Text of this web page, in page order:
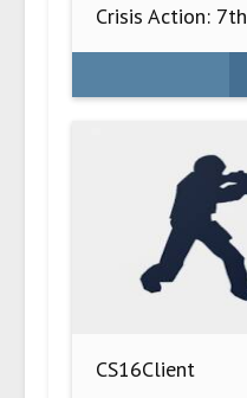
Crisis Action: 7th
CS16Client